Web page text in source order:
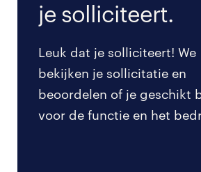
je solliciteert.
Leuk dat je solliciteert! We
bekijken je sollicitatie en
beoordelen of je geschikt
voor de functie en het